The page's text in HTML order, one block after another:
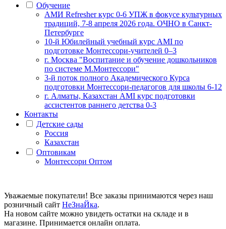
Обучение
АМИ Refresher курс 0-6 УПЖ в фокусе культурных
традиций, 7-8 апреля 2026 года. ОЧНО в Санкт-
Петербурге
10-й Юбилейный учебный курс AMI по
подготовке Монтессори-учителей 0–3
г. Москва "Воспитание и обучение дошкольников
по системе М.Монтессори"
3-й поток полного Академического Курса
подготовки Монтессори-педагогов для школы 6-12
г. Алматы, Казахстан AMI курс подготовки
ассистентов раннего детства 0-3
Контакты
Детские сады
Россия
Казахстан
Оптовикам
Монтессори Оптом
Уважаемые покупатели! Все заказы принимаются через наш
розничный сайт НеЗнаЙка.
На новом сайте можно увидеть остатки на складе и в
магазине. Принимается онлайн оплата.